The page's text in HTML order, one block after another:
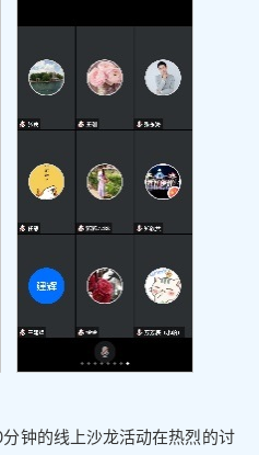
钟的线上沙龙活动在热烈的讨